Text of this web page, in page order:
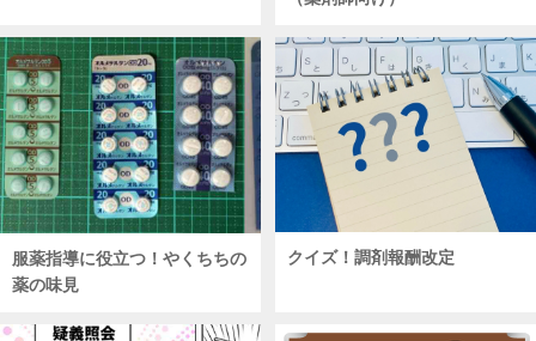
服薬指導に役立つ！やくちちの
薬の味見
クイズ！調剤報酬改定